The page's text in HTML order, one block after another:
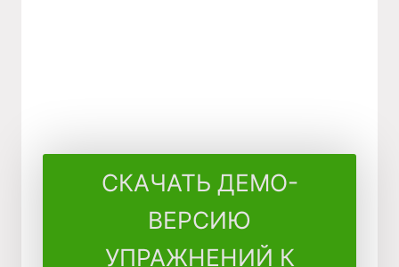
СКАЧАТЬ ДЕМО-
ВЕРСИЮ
УПРАЖНЕНИЙ К